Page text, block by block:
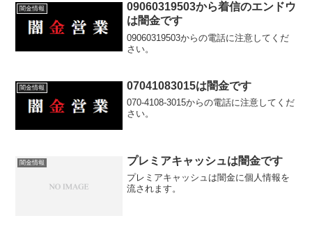
闇金情報
09060319503から着信のエンドウ
は闇金です
09060319503からの電話に注意してくだ
さい。
闇金情報 07041083015は闇金です
070-4108-3015からの電話に注意してくだ
さい。
闇金情報 プレミアキャッシュは闇金です
プレミアキャッシュは闇金に個人情報を
流されます。